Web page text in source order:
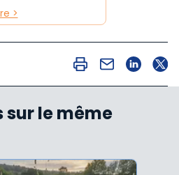
>
le même